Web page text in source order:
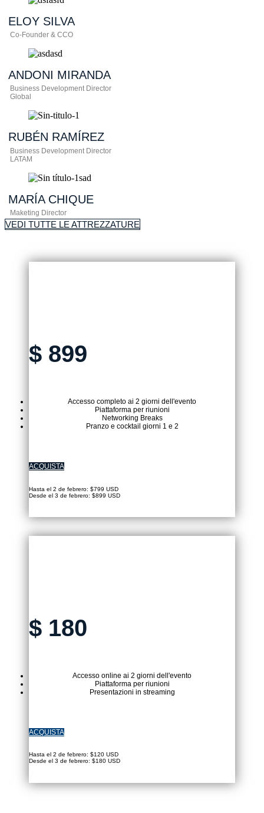
ELOY SILVA
Co-Founder & CCO
ANDONI MIRANDA
Business Development Director
Global​
RUBÉN RAMÍREZ
Business Development Director
LATAM​
MARÍACHIQUE
Maketing Director
VEDI TUTTE LE ATTREZZATURE
$ 899
Accesso completo ai 2 giorni dell'evento
Piattaforma per riunioni
Networking Breaks
Pranzo e cocktail giorni 1 e 2
ACQUISTA
Hasta el 2 de febrero: $799 USD
Desde el 3 de febrero: $899 USD
$ 180
Accesso online ai 2 giorni dell'evento
Piattaforma per riunioni
Presentazioni in streaming
ACQUISTA
Hasta el 2 de febrero: $120 USD
Desde el 3 de febrero: $180 USD